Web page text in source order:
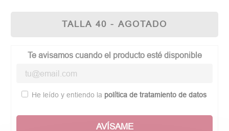
TALLA 40 - AGOTADO
Te avisamos cuando el producto esté disponible
He leído y entiendo la política de tratamiento de datos
AVÍSAME